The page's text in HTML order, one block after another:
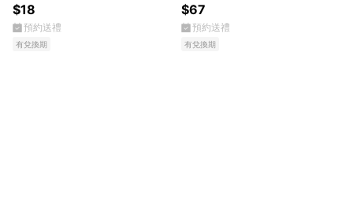
$18
預約送禮
有兌換期
$67
預約送禮
有兌換期